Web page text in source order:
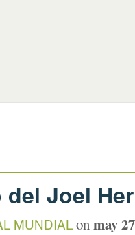
Joel
MUNDIALonmay